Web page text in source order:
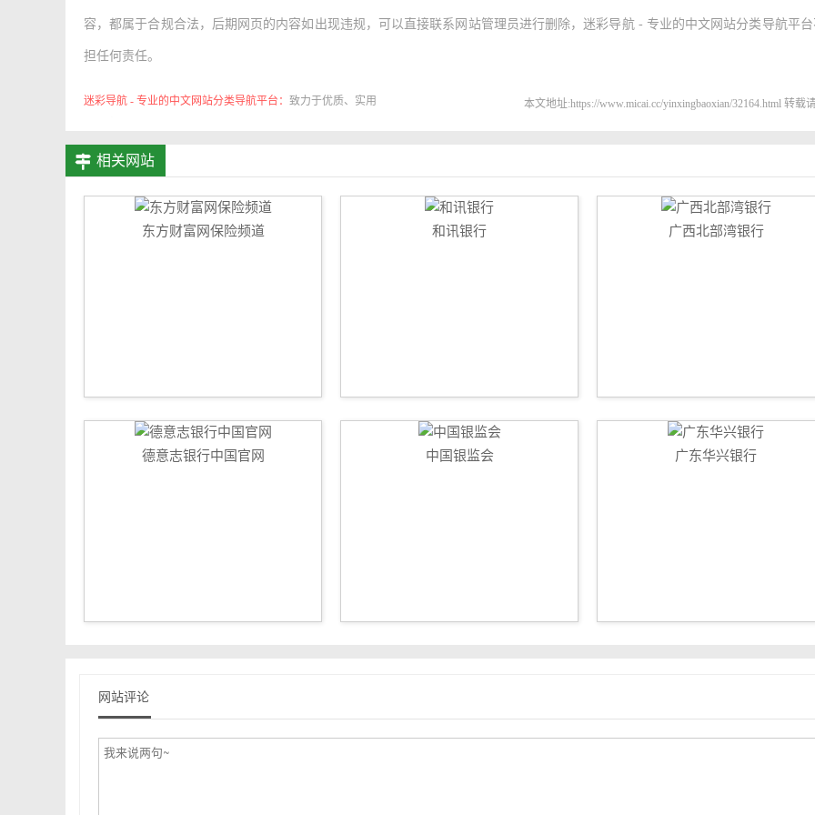
容，都属于合规合法，后期网页的内容如出现违规，可以直接联系网站管理员进行删除，迷彩导航 - 专业的中文网站分类导航平
担任何责任。
迷彩导航 - 专业的中文网站分类导航平台： 致力于优质、实用
本文地址:https://www.micai.cc/yinxingbaoxian/32164.html 转载
相关网站
东方财富网保险频道 和讯银行 广西北部湾银行
德意志银行中国官网 中国银监会 广东华兴银行
网站评论